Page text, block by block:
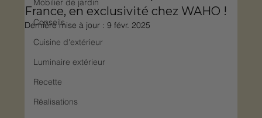
Mobilier de jardin
Conseils
Cuisine d'extérieur
Luminaire extérieur
Recette
Réalisations
France, en exclusivité chez WAHO !
Dernière mise à jour :9 févr. 2025